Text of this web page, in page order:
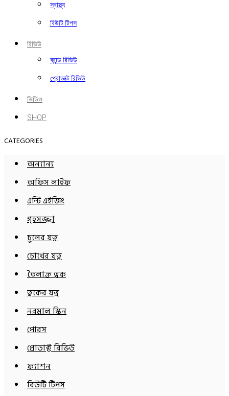
স্বাস্থ্য
বিউটি টিপস
রিভিউ
ব্রান্ড রিভিউ
প্রোডাক্ট রিভিউ
ভিডিও
SHOP
CATEGORIES
অন্যান্য
অফিস লাইফ
এন্টি এইজিং
গৃহসজ্জা
চুলের যত্ন
চোখের যত্ন
তৈলাক্ত ত্বক
ত্বকের যত্ন
নরমাল স্কিন
পোরস
প্রোডাক্ট রিভিউ
ফ্যাশন
বিউটি টিপস